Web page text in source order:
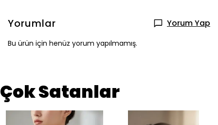
Yorumlar Yorum Yap
Bu ürün için henüz yorum yapılmamış.
Çok Satanlar